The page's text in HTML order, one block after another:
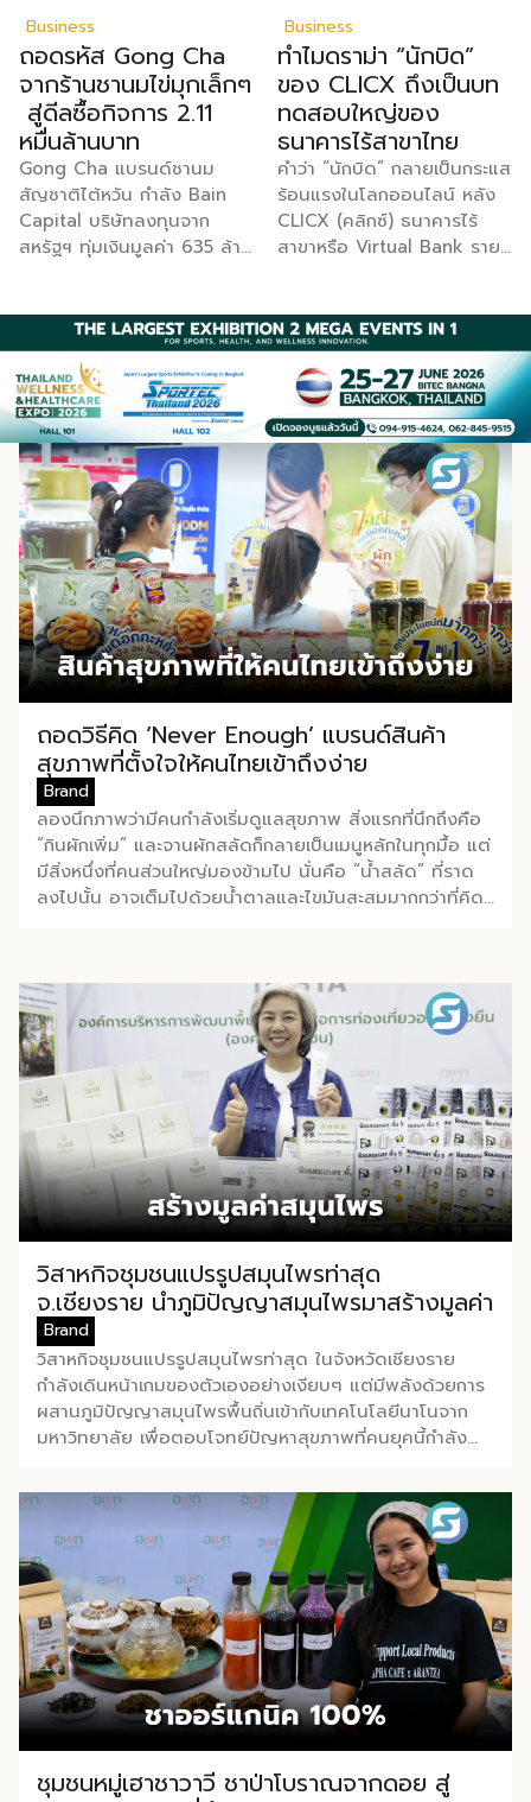
คือการให้ทุนวิจัย ดูแลเรื่องการ
วิจัยในภาพรวม รวมถึงการให้
รางวัล และสนับสนุนนักวิจัย
ตั้งแต่ระดับเยาวชนไปจนถึงนัก
วิจัยอาวุโส แน่นอนว่านี่เป็น
หน่วยงานผู้อยู่เบื้องหลังงาน
วิจัยไทยตั้งแต่ต้นน้ำยันปลาย
น้ำ กิจกรรมที่นำมาจัด
แสดงในบูธครั้งนี้เป็นส่วนหนึ่ง
House ซึ่งมีเป้าหมายชัดเจน
คือการแนะแนวและสนับสนุนให้
ผู้ประกอบการนำนวัตกรรมที่
ต่อยอดมาจากงานวิจัย ไป
พัฒนาต่อจนสามารถขายได้
จริงในเชิงพาณิชย์ ไม่ใช่แค่งาน
วิจัยที่อยู่ในห้องแล็บ โดย
สินค้าที่นำมาโชว์ในบูธจึงเป็น
ผลิตภัณฑ์ที่ “พร้อมขาย” แล้ว
จริงๆ บางแบรนด์ขายออนไลน์
บางแบรนด์ขายเฉพาะหน้าร้าน
นอกจากนี้ ยังมีการสาธิตนำ
ผลิตภัณฑ์ไปแปรรูปเป็นเมนู
อาหาร-เครื่องดื่มให้ผู้ร่วมงาน
เห็นวิธีใช้งานจริง โดยนำ ‘น้ำ
ผึ้ง’ ที่ไม่ได้นำมาวางขายแบบ
เดิม ๆ แต่แปรรูปเป็น เครื่อง
ดื่มสเลอปี้ให้ผู้ร่วมงานได้ชิม
สดๆ หน้าบูธ เพื่อดึงดูดและ
สร้างประสบการณ์ให้คนในงาน
ได้ทดลองสัมผัสสินค้าจริง
และหากใครสนใจก็สามารถซื้อ
หัวเชื้อ กลับไปทำเครื่องดื่มต่อ
ระดับประเทศ ที่วันนี้ธุรกิจ
เติบโตขยายสาขารวมกว่า
3,200 สาขา แบ่งเป็นสาขาที่
บริษัทบริหารเอง (Official)
ประมาณ 2,700 สาขา และสา
ขาแฟรนไชส์อีกกว่า 700 สาขา
ตัวเลขนี้สะท้อนให้เห็นว่าโมเดล
แฟรนไชส์ คือหนึ่งใน
เครื่องยนต์สำคัญที่ผลักดันการ
เติบโตต่อเนื่อง เพราะได้วาง
เป้าหมายขยายแฟรนไชส์ โดย
ปีที่ผ่านมาสามารถเปิดแฟรน
ไชส์ใหม่ได้ 400 สาขา และในปี
นี้ตั้งเป้าเปิดเพิ่มให้ได้อีก 400
สาขา ซึ่งล่าสุดดำเนินไปแล้วก
ว่า 200 สาขา เหล่านี้สะท้อนให้
เห็นถึงการเติบโตที่สม่ำเสมอ
และเป็นระบบ ไม่ใช่กระแสเพียง
ชั่วคราว สิ่งที่ทำให้กาแฟ
พันธุ์ไทยแตกต่าง คือความ
หลากหลายของเมนูเครื่องดื่ม
และการปรับเปลี่ยนเมนูตาม
ฤดูกาลอย่างสม่ำเสมอ เพื่อ
รักษาความสดใหม่ และเอาใจ
สิ่งใหม่ […]
Business
ถอดรหัส Gong Cha
จากร้านชานมไข่มุกเล็กๆ
สู่ดีลซื้อกิจการ 2.11
หมื่นล้านบาท
Gong Cha แบรนด์ชานม
สัญชาติไต้หวัน กำลัง Bain
Capital บริษัทลงทุนจาก
สหรัฐฯ ทุ่มเงินมูลค่า 635 ล้าน
และคาดการณ์ว่าจะปิดดีลกันได้
ภายในสิ้นปีนี้ Gong Cha
ก่อตั้งขึ้นที่เมืองเกาสง ไต้หวัน
ในปี 2006 โดยเพื่อนสนิทสอง
คน ก่อนที่ Martin Berry จะ
เข้ามาขยายธุรกิจให้เติบโตใน
ระดับโลก จุดเปลี่ยนสำคัญเกิด
ขึ้นในปี 2014 เมื่อ Unison
Capital กองทุน PE จากญี่ปุ่น
เข้าซื้อธุรกิจในเกาหลีใต้และผลัก
ดันแผนขยายตัวทั่วโลก ตาม
ด้วยปี 2019 ที่ TA
Associates เข้าเทกโอเวอร์ต่อ
และล่าสุดคือการส่งไม้ต่อให้
Bain Capital ในปี 2026 นี้
ตลอดสองทศวรรษ Gong
Cha ขยายจากร้านเดียวสู่เครือ
ข่ายกว่า 2,100 สาขาในกว่า 30
Business
ทำไมดราม่า “นักบิด”
ของ CLICX ถึงเป็นบท
ทดสอบใหญ่ของ
ธนาคารไร้สาขาไทย
คำว่า “นักบิด” กลายเป็นกระแส
ร้อนแรงในโลกออนไลน์ หลัง
CLICX (คลิกซ์) ธนาคารไร้
สาขาหรือ Virtual Bank ราย
เครดิตบูโร มีหนี้เสียหลักแสน
บาท กลับได้รับอนุมัติวงเงินกู้
ในเวลาไม่กี่นาที จนเกิดการ
ชักชวนกันในกลุ่มโซเชียลว่าจะ
“กู้แล้วไม่จ่าย” สวนทางกับผู้
สมัครที่มีประวัติการเงินดีบาง
รายกลับถูกระบบปฏิเสธ
เหตุการณ์นี้ไม่ใช่แค่ดราม่าบน
โลกออนไลน์เท่านั้น แต่เป็น
กรณีศึกษาที่สะท้อนธรรมชาติ
ของโมเดลธุรกิจใหม่ที่กำลังจะ
เปลี่ยนโครงสร้างการเงินไทย
นั่นคือ Virtual Bank ซึ่งผู้
ประกอบการ SME ควรทำความ
เข้าใจให้ลึกกว่าพาดหัวข่าว
ที่เกิดขึ้นล้วนเกี่ยวข้องกับการ
เข้าถึงแหล่งทุนของธุรกิจราย
ทำความเข้าใจกันก่อนว่า
Virtual Bank คืออะไร ต่าง
จากธนาคารเดิมตรงไหน คำ
ตอบเรื่องนี้ อธิบายให้เข้าใจว่านี่
ประเทศไทย (ธปท.) เหมือน
ธนาคารพาณิชย์ทั่วไปทุก
ประการ ต่างกันที่ไม่มีหน้าสาขา
ให้เดินเข้าไปทำธุรกรรม ทุก
อย่างตั้งแต่เปิดบัญชี ฝาก-
ถอน โอนเงิน ไปจนถึงขอสิน
เชื่อ จะทำผ่านแอปพลิเคชัน
ทั้งหมด จุดนี้คือสิ่งที่ทำให้
Virtual Bank ต่างจาก
Mobile Banking ของ
ธนาคารทั่วไปที่เราคุ้นเคย
เพราะ Mobile […]
ถอดวิธีคิด ‘Never Enough’ แบรนด์สินค้า
สุขภาพที่ตั้งใจให้คนไทยเข้าถึงง่าย
Brand
ลองนึกภาพว่ามีคนกำลังเริ่มดูแลสุขภาพ สิ่งแรกที่นึกถึงคือ
“กินผักเพิ่ม” และจานผักสลัดก็กลายเป็นเมนูหลักในทุกมื้อ แต่
มีสิ่งหนึ่งที่คนส่วนใหญ่มองข้ามไป นั่นคือ “น้ำสลัด” ที่ราด
ลงไปนั้น อาจเต็มไปด้วยน้ำตาลและไขมันสะสมมากกว่าที่คิด
ปวิตร คงพร้อมพงศ์ OPERATION DIRECTOR แบรนด์
Never Enough เล่าถึงที่มาของธุรกิจว่าหลายคนอาจไม่รู้ว่า
เบื้องหลังแบรนด์ Never Enough คือโรงงานผลิตสินค้า
สุขภาพที่มีประสบการณ์ยาวนาน โดยรับผลิตสินค้าในกลุ่มแม่
และเด็ก อาหารผู้ป่วย ผู้สูงอายุ ในรูปแบบ OEM และ ODM
ให้กับคู่ค้ามากกว่า 70 แบรนด์ จากความเชี่ยวชาญด้านการ
ผลิตสินค้าสุขภาพที่สะสมมาตลอด บวกกับการเรียนรู้
มาตรฐานและนวัตกรรมจากคู่ค้าหลากหลายเจ้า คือทุนสำคัญ
ที่ทำให้พวกเขามั่นใจพอจะลุกขึ้นสร้างแบรนด์เป็นของตัวเอง
“เรามีความเชี่ยวชาญตรงนี้และอยากจะทำสินค้าให้คนกลุ่ม
ทั่ว ๆ ไปเข้าถึงสินค้าสุขภาพได้มากขึ้น” นั่นคือปณิธานที่อยู่
เบื้องหลังการก่อตั้งแบรนด์” คุณปวิตร เล่าต่อว่า Never
Enough ไม่ได้เกิดขึ้นจากกระแส Health & […]
วิสาหกิจชุมชนแปรรูปสมุนไพรท่าสุด
จ.เชียงราย นำภูมิปัญญาสมุนไพรมาสร้างมูลค่า
Brand
วิสาหกิจชุมชนแปรรูปสมุนไพรท่าสุด ในจังหวัดเชียงราย
กำลังเดินหน้าเกมของตัวเองอย่างเงียบๆ แต่มีพลังด้วยการ
ผสานภูมิปัญญาสมุนไพรพื้นถิ่นเข้ากับเทคโนโลยีนาโนจาก
มหาวิทยาลัย เพื่อตอบโจทย์ปัญหาสุขภาพที่คนยุคนี้กำลัง
ฟ้าหลวง และโครงการพัฒนาผลิตภัณฑ์สมุนไพร ที่ยกระดับ
วัตถุดิบธรรมชาติให้มีมาตรฐาน อย. และนวัตกรรมเชิง
วิทยาศาสตร์รองรับ โดยสิ่งที่น่าสนใจไม่ใช่แค่ตัวสินค้า แต่
คือโมเดลความคิดที่อยู่เบื้องหลัง ซึ่งกลุ่มชุมชนเลือกไม่แข่ง
กับสินค้าราคาถูกในตลาดทั่วไป แต่เลือกเดินเข้าหา “มูลค่า”
ด้วยการผสมสองสิ่งที่ดูเหมือนอยู่คนละขั้ว คือ รากเหง้าของ
ภูมิปัญญา กับนวัตกรรมจากห้องแล็บ ผลิตภัณฑ์ของ
วิสาหกิจชุมชนแปรรูปสมุนไพรท่าสุดออกแบบมาเพื่อแก้
ปัญหาสุขภาพของคนทำงานโดยเฉพาะ สำหรับสินค้าเด่น คือ
‘พิมเสนเกสรทั้งห้า’ ที่สกัดจากดอกไม้มงคล 5 ชนิดตาม
ภูมิปัญญาไทยโบราณ ได้แก่ มะลิ, พิกุล, บุนนาค, สารภี และ
บัวหลวง เน้นกลิ่นที่หอมสดชื่น ช่วยให้จิตใจโปร่ง ลดความ
ชุมชนหมู่เฮาชาวาวี ชาป่าโบราณจากดอย สู่